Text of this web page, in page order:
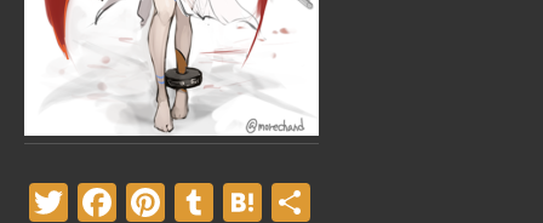
Twitter
Facebook
Pinterest
TumblrHatena